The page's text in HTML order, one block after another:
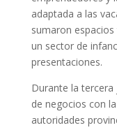
adaptada a las
sumaron
un sector de
presentaciones.
Durante la
de negocios con
autoridades